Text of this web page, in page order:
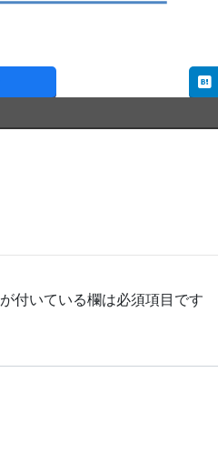
が付いている欄は必須項目です